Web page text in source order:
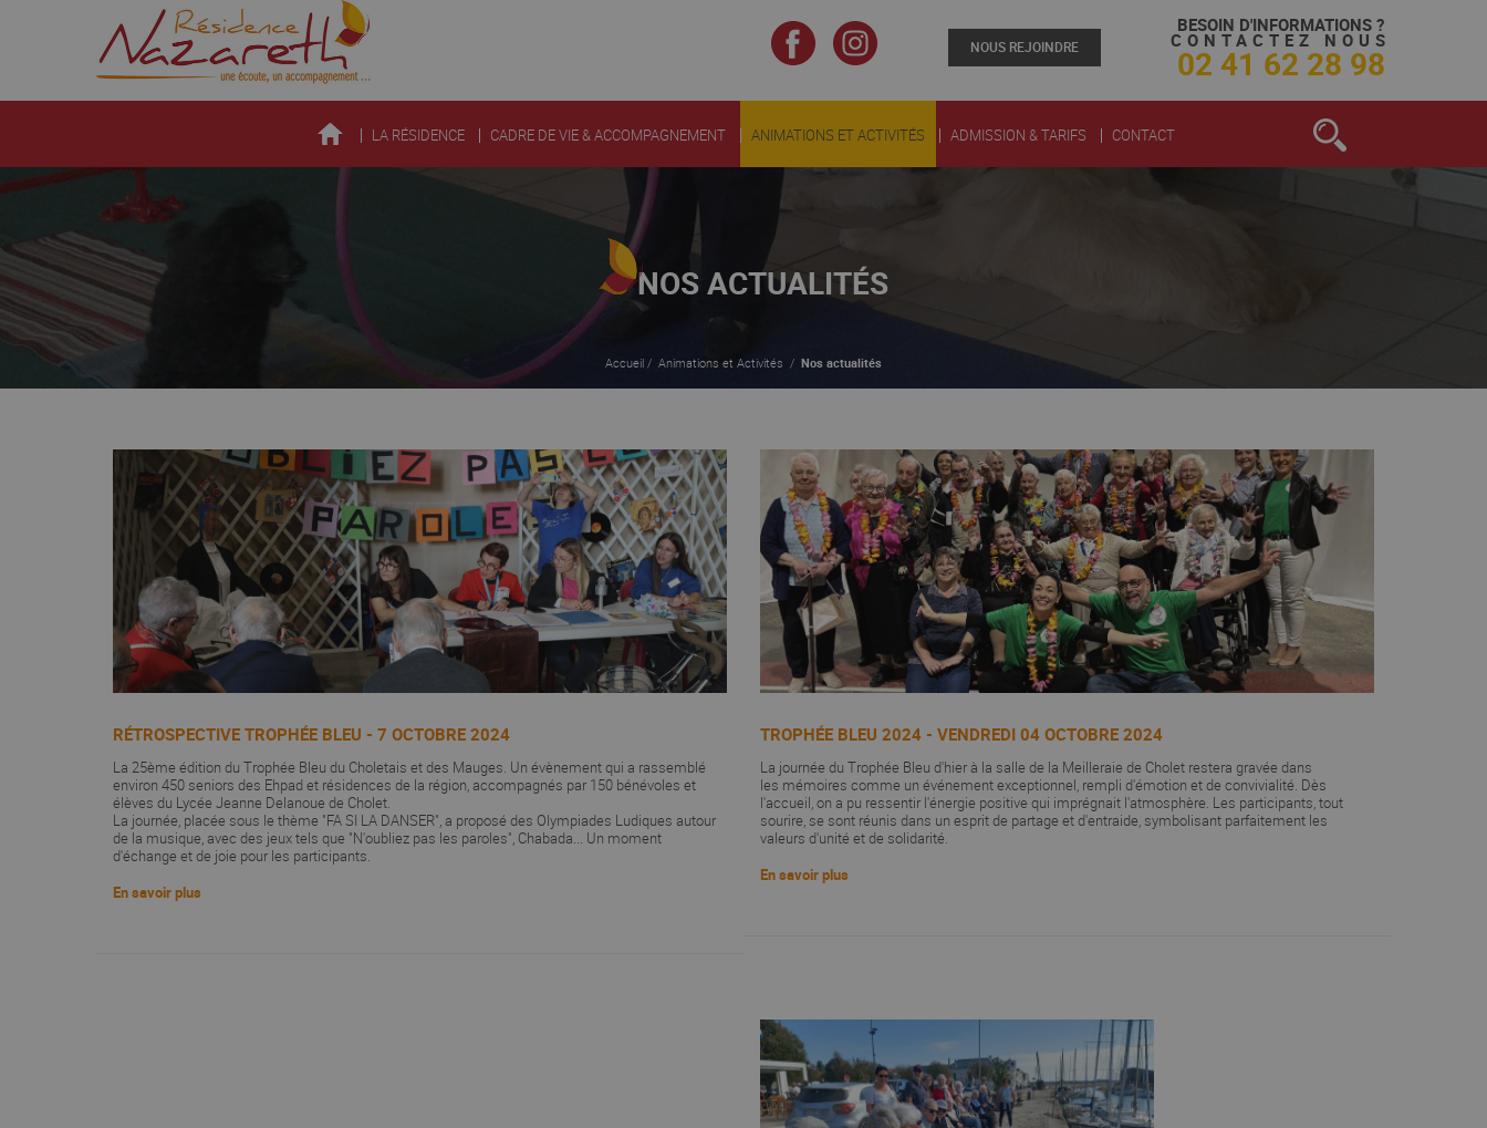
NOUS REJOINDRE
BESOIN D'INFORMATIONS ?
CONTACTEZ NOUS
02 41 62 28 98
LA RÉSIDENCE CADRE DE VIE & ACCOMPAGNEMENT ANIMATIONS ET ACTIVITÉS ADMISSION & TARIFS CONTACT
NOS ACTUALITÉS
Accueil / Animations et Activités / Nos actualités
RÉTROSPECTIVE TROPHÉE BLEU - 7 OCTOBRE 2024
La 25ème édition du Trophée Bleu du Choletais et des Mauges. Un évènement qui a rassemblé
environ 450 seniors des Ehpad et résidences de la région, accompagnés par 150 bénévoles et
élèves du Lycée Jeanne Delanoue de Cholet.
La journée, placée sous le thème "FA SI LA DANSER", a proposé des Olympiades Ludiques autour
de la musique, avec des jeux tels que "N'oubliez pas les paroles", Chabada... Un moment
d'échange et de joie pour les participants.
En savoir plus
TROPHÉE BLEU 2024 - VENDREDI 04 OCTOBRE 2024
La journée du Trophée Bleu d'hier à la salle de la Meilleraie de Cholet restera gravée dans
les mémoires comme un événement exceptionnel, rempli d'émotion et de convivialité. Dès
l'accueil, on a pu ressentir l'énergie positive qui imprégnait l'atmosphère. Les participants, tout
sourire, se sont réunis dans un esprit de partage et d'entraide, symbolisant parfaitement les
valeurs d'unité et de solidarité.
En savoir plus